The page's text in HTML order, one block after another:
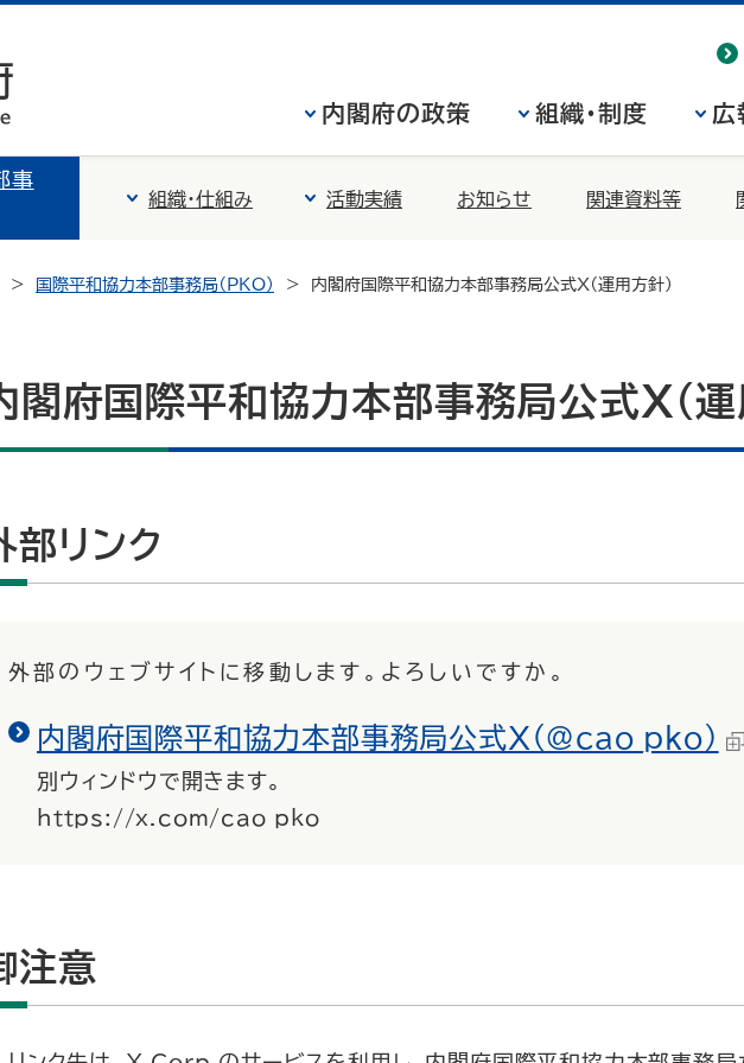
内閣府の政策 組織・制度 広
事
組織・仕組み 活動実績 お知らせ 関連資料等
国際平和協力本部事務局（PKO） 内閣府国際平和協力本部事務局公式X（運用方針）
閣府国際平和協力本部事務局公式X（運
部リンク
外部のウェブサイトに移動します。よろしいですか。
内閣府国際平和協力本部事務局公式X（@cao_pko）
別ウィンドウで開きます。
https://x.com/cao_pko
注意